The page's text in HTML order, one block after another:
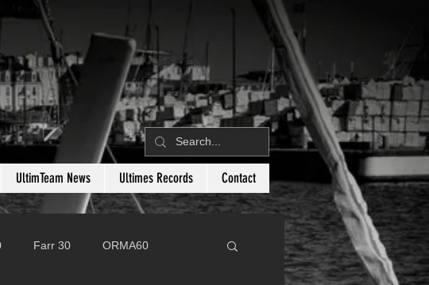
UltimTeam News Ultimes Records Contact
Farr 30 ORMA60